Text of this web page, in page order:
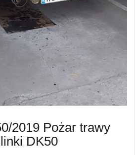
2019 Pożar trawy
DK50